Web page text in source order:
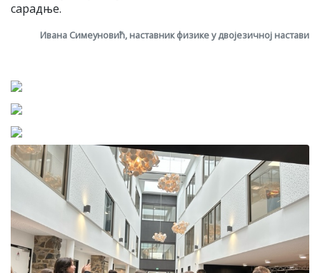
сарадње.
Ивана Симеуновић, наставник физике у двојезичној настави